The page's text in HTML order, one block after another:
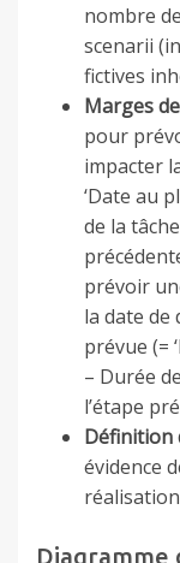
nombre
scenarii
fictives
Marges
pour
impacter
‘Date au
de la
prévoir
la date de
prévue (=
– Durée
l’étape
Définition
évidence
Diagramme